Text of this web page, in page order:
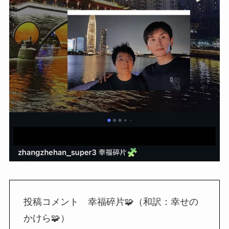
投稿コメント 幸福碎片🧩（和訳：幸せの
かけら🧩）